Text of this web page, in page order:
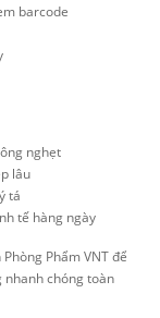
barcode
nghẹt
lâu
tá
tế hàng ngày
Phẩm VNT để
nhanh chóng toàn